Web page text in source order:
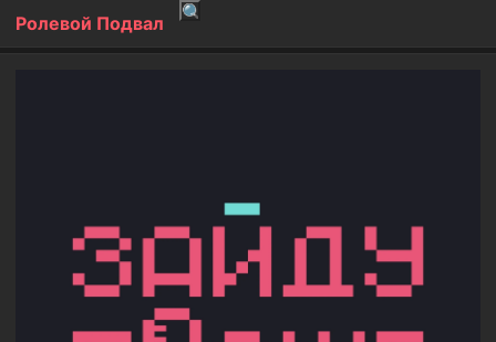
Ролевой Подвал